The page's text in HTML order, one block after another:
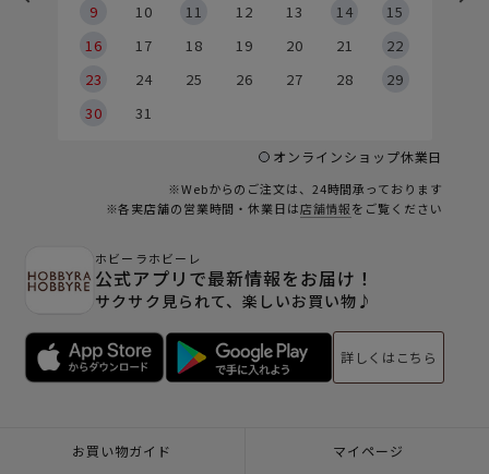
9
10 11 12 13 14
15
16
17 18 19 20 21
22
23
24 25 26 27 28
29
30
31
オンラインショップ休業日
※Webからのご注文は、24時間承っております
※各実店舗の営業時間・休業日は店舗情報をご覧ください
ホビーラホビーレ
公式アプリで最新情報をお届け！
サクサク見られて、楽しいお買い物♪
詳しくはこちら
お買い物ガイド マイページ